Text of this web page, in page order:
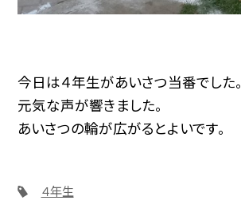
今日は４年生があいさつ当番でした。
元気な声が響きました。
あいさつの輪が広がるとよいです。
４年生